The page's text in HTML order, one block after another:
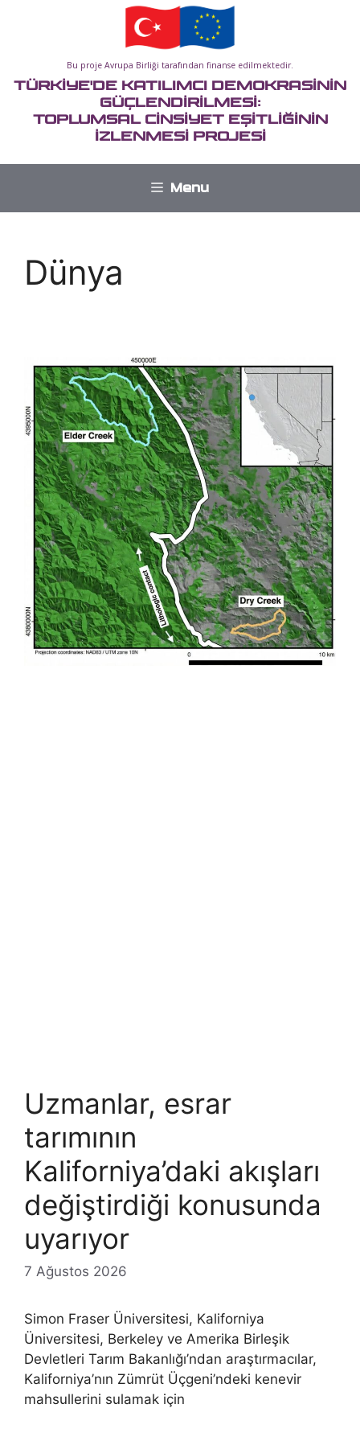
Bu proje Avrupa Birliği tarafından finanse edilmektedir.
TÜRKİYE'DE KATILIMCI DEMOKRASİNİN
GÜÇLENDİRİLMESİ:
TOPLUMSAL CİNSİYET EŞİTLİĞİNİN
İZLENMESİ PROJESİ
Menu
Dünya
Uzmanlar, esrar
tarımının
Kaliforniya’daki akışları
değiştirdiği konusunda
uyarıyor
7 Ağustos 2026
Simon Fraser Üniversitesi, Kaliforniya
Üniversitesi, Berkeley ve Amerika Birleşik
Devletleri Tarım Bakanlığı’ndan araştırmacılar,
Kaliforniya’nın Zümrüt Üçgeni’ndeki kenevir
mahsullerini sulamak için